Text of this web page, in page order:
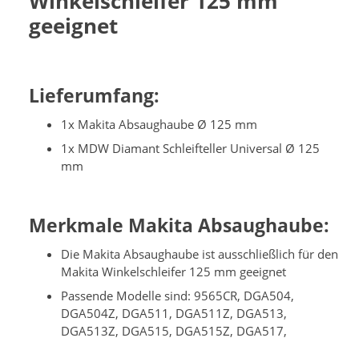
geeignet
Lieferumfang:
1x Makita Absaughaube Ø 125 mm
1x MDW Diamant Schleifteller Universal Ø 125
mm
Merkmale Makita Absaughaube:
Die Makita Absaughaube ist ausschließlich für den
Makita Winkelschleifer 125 mm geeignet
Passende Modelle sind: 9565CR, DGA504,
DGA504Z, DGA511, DGA511Z, DGA513,
DGA513Z, DGA515, DGA515Z, DGA517,